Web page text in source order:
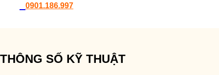
0901.186.997
THÔNG SỐ KỸ THUẬT